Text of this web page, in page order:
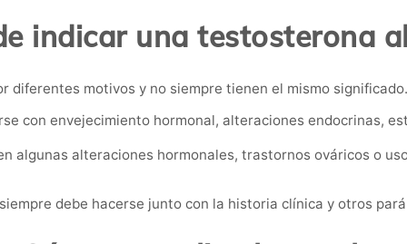
indicar una testosterona
diferentes motivos y no siempre tienen el mismo significado.
con envejecimiento hormonal, alteraciones endocrinas,
algunas alteraciones hormonales, trastornos ováricos o
debe hacerse junto con la historia clínica y otros